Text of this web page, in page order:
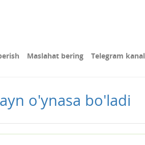
Maslahat bering Telegram kanal
o'ynasa bo'ladi